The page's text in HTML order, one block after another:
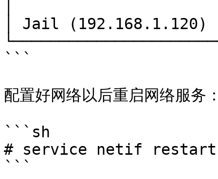
│ Jail
```
配置好网络以后重启网络服务
```sh
# service netif restart
```